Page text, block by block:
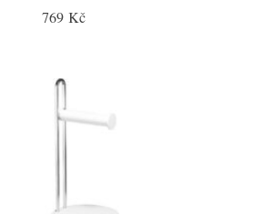
769 Kč